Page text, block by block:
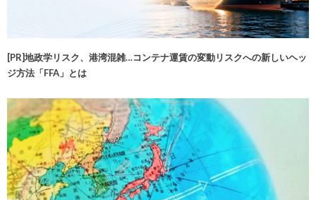
[PR]地政学リスク、港湾混雑…コンテナ運賃の変動リスクへの新しいヘッ
ジ方法「FFA」とは